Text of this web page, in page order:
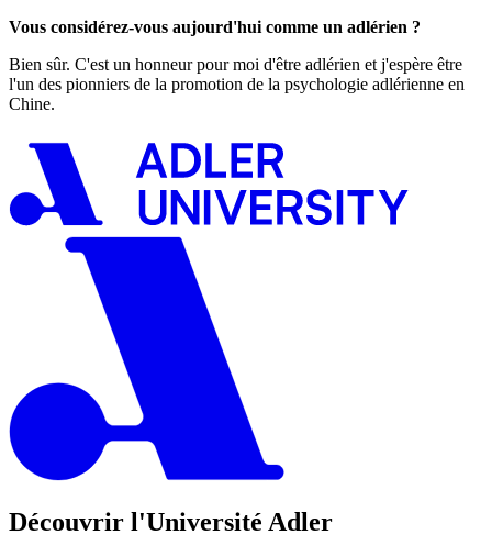
Vous considérez-vous aujourd'hui comme un adlérien ?
Bien sûr. C'est un honneur pour moi d'être adlérien et j'espère être
l'un des pionniers de la promotion de la psychologie adlérienne en
Chine.
Découvrir l'Université Adler